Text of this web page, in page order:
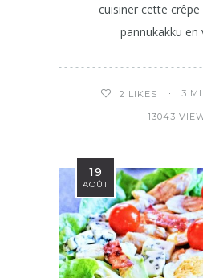
cuisiner cette
pannukakku en
2 LIKES 3
13043
19
AOÛT